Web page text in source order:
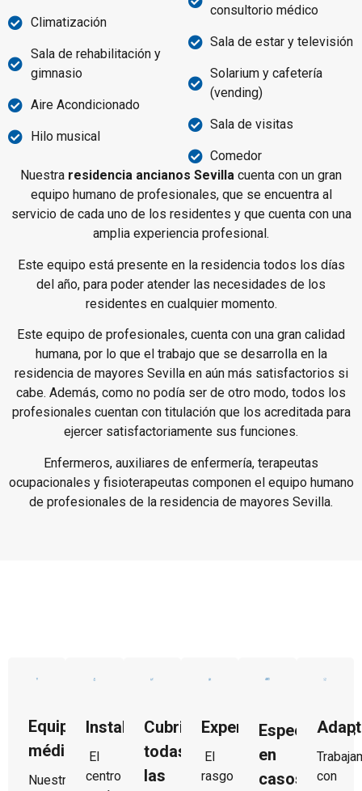
Climatización
Sala de rehabilitación y
gimnasio
Aire Acondicionado
Hilo musical
consultorio médico
Sala de estar y televisión
Solarium y cafetería
(vending)
Sala de visitas
Comedor
Nuestra residencia ancianos Sevilla cuenta con un gran
equipo humano de profesionales, que se encuentra al
servicio de cada uno de los residentes y que cuenta con una
amplia experiencia profesional.
Este equipo está presente en la residencia todos los días
del año, para poder atender las necesidades de los
residentes en cualquier momento.
Este equipo de profesionales, cuenta con una gran calidad
humana, por lo que el trabajo que se desarrolla en la
residencia de mayores Sevilla en aún más satisfactorios si
cabe. Además, como no podía ser de otro modo, todos los
profesionales cuentan con titulación que los acreditada para
ejercer satisfactoriamente sus funciones.
Enfermeros, auxiliares de enfermería, terapeutas
ocupacionales y fisioterapeutas componen el equipo humano
de profesionales de la residencia de mayores Sevilla.
Equipo
médico
Nuestro
Instalaciones
El
centro
Cubrimos
todas
las
Experiencia
El
rasgo
Especialistas
en
casos
con